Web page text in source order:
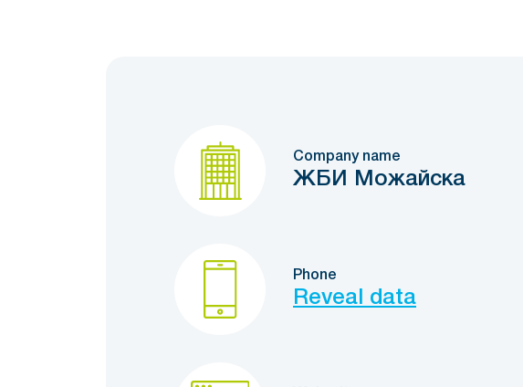
Company name
ЖБИ Можайска
Phone
Reveal data